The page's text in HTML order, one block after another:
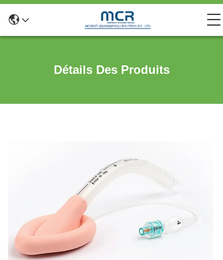
Détails Des Produits